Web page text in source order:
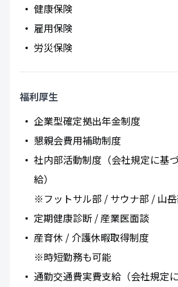
健康保険
雇用保険
労災保険
福利厚生
企業型確定拠出年金制度
懇親会費用補助制度
社内部活動制度（会社規定に基
給）
※フットサル部 / サウナ部 / 山
定期健康診断 / 産業医面談
産育休 / 介護休暇取得制度
※時短勤務も可能
通勤交通費実費支給（会社規定